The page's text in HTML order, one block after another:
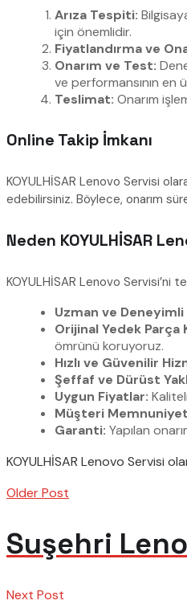
Arıza Tespiti:
için önemlidir.
Fiyatlandırma ve
Onarım ve Test:
ve performansının en
Teslimat: Onarım
Online Takip İmkanı
KOYULHİSAR Lenovo Servisi
edebilirsiniz. Böylece, onarım
Neden KOYULHİSAR
KOYULHİSAR Lenovo Servisi’ni
Uzman ve
Orijinal Yedek Parça
ömrünü koruyoruz.
Hızlı ve Güvenilir
Şeffaf ve Dürüst
Uygun Fiyatlar:
Müşteri
Garanti: Yapılan
KOYULHİSAR Lenovo Servisi
Older Post
Suşehri
Next Post